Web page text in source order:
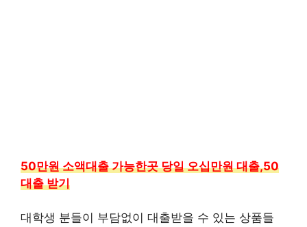
50만원 소액대출 가능한곳 당일 오십만원 대출,50
대출 받기
대학생 분들이 부담없이 대출받을 수 있는 상품들